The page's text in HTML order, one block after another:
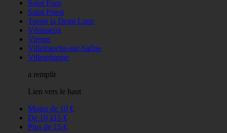
Saint Fons
Saint Priest
Tassin la Demi Lune
Vénisseux
Vienne
Villefranche-sur-Saône
Villeurbanne
a remplir
Lien vers le haut
Moins de 10 €
De 10 à15 €
Plus de 15 €